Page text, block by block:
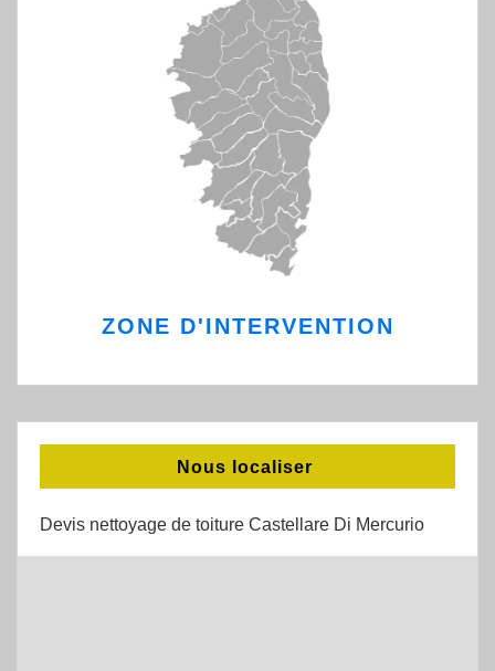
ZONE D'INTERVENTION
Nous localiser
Devis nettoyage de toiture Castellare Di Mercurio